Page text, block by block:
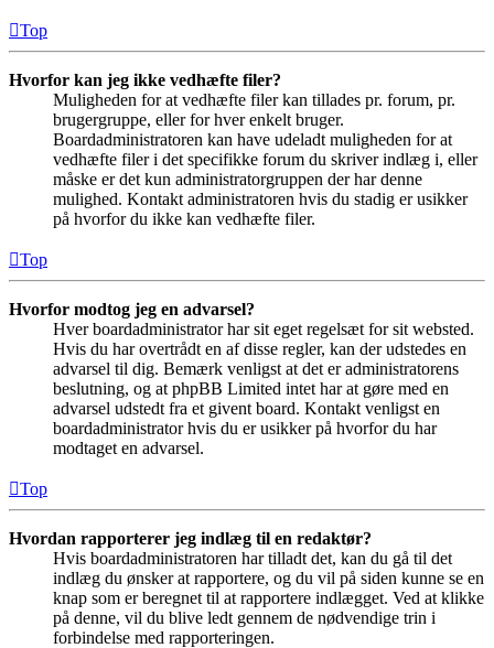
Top
Hvorfor kan jeg ikke vedhæfte filer?
Muligheden for at vedhæfte filer kan tillades pr. forum, pr.
brugergruppe, eller for hver enkelt bruger.
Boardadministratoren kan have udeladt muligheden for at
vedhæfte filer i det specifikke forum du skriver indlæg i, eller
måske er det kun administratorgruppen der har denne
mulighed. Kontakt administratoren hvis du stadig er usikker
på hvorfor du ikke kan vedhæfte filer.
Top
Hvorfor modtog jeg en advarsel?
Hver boardadministrator har sit eget regelsæt for sit websted.
Hvis du har overtrådt en af disse regler, kan der udstedes en
advarsel til dig. Bemærk venligst at det er administratorens
beslutning, og at phpBB Limited intet har at gøre med en
advarsel udstedt fra et givent board. Kontakt venligst en
boardadministrator hvis du er usikker på hvorfor du har
modtaget en advarsel.
Top
Hvordan rapporterer jeg indlæg til en redaktør?
Hvis boardadministratoren har tilladt det, kan du gå til det
indlæg du ønsker at rapportere, og du vil på siden kunne se en
knap som er beregnet til at rapportere indlægget. Ved at klikke
på denne, vil du blive ledt gennem de nødvendige trin i
forbindelse med rapporteringen.